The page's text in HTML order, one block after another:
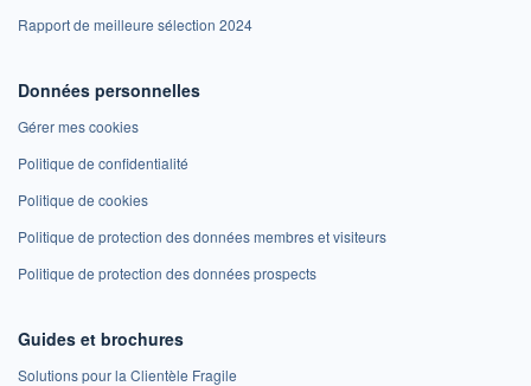
Rapport de meilleure sélection 2024
Données personnelles
Gérer mes cookies
Politique de confidentialité
Politique de cookies
Politique de protection des données membres et visiteurs
Politique de protection des données prospects
Guides et brochures
Solutions pour la Clientèle Fragile